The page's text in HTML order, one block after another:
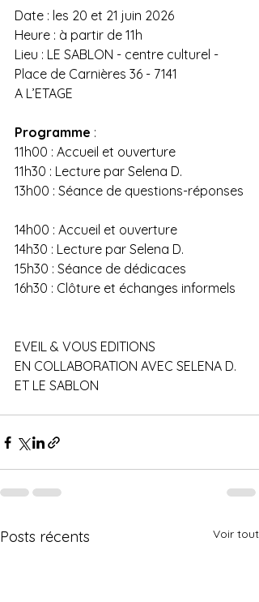
Date : les 20 et 21 juin 2026
Heure : à partir de 11h
Lieu : LE SABLON - centre culturel -
Place de Carnières 36 - 7141
A L’ETAGE
Programme :
11h00 : Accueil et ouverture
11h30 : Lecture par Selena D.
13h00 : Séance de questions-réponses
14h00 : Accueil et ouverture
14h30 : Lecture par Selena D.
15h30 : Séance de dédicaces
16h30 : Clôture et échanges informels
EVEIL & VOUS EDITIONS
EN COLLABORATION AVEC SELENA D.
ET LE SABLON
Posts récents Voir tout